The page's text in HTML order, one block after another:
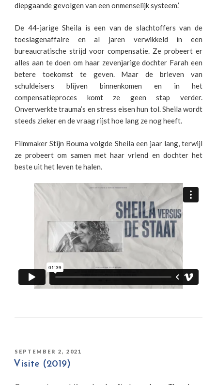
diepgaande gevolgen van een onmenselijk systeem.’
De 44-jarige Sheila is een van de slachtoffers van de
toeslagenaffaire en al jaren verwikkeld in een
bureaucratische strijd voor compensatie. Ze probeert er
alles aan te doen om haar zevenjarige dochter Farah een
betere toekomst te geven. Maar de brieven van
schuldeisers blijven binnenkomen en in het
compensatieproces komt ze geen stap verder.
Onverwerkte trauma’s en stress eisen hun tol. Sheila wordt
steeds zieker en de vraag rijst hoe lang ze nog heeft.
Filmmaker Stijn Bouma volgde Sheila een jaar lang, terwijl
ze probeert om samen met haar vriend en dochter het
beste uit het leven te halen.
GEPLAATST
OP
SEPTEMBER 2, 2021
Visite (2019)